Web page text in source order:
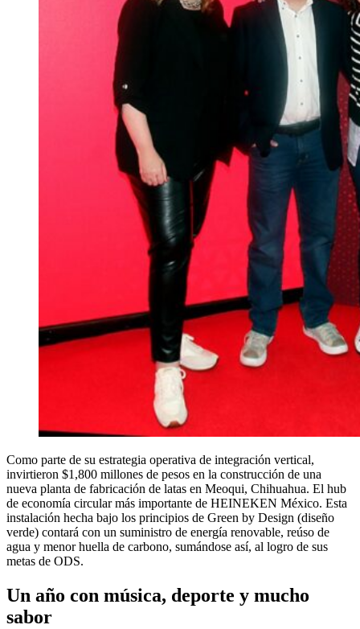
Como parte de su estrategia operativa de integración vertical,
invirtieron $1,800 millones de pesos en la construcción de una
nueva planta de fabricación de latas en Meoqui, Chihuahua. El hub
de economía circular más importante de HEINEKEN México. Esta
instalación hecha bajo los principios de Green ­by ­Design (diseño
verde) contará con un suministro de energía renovable, reúso de
agua y menor huella de carbono, sumándose así, al logro de sus
metas de ODS.
Un año con música, deporte y mucho
sabor